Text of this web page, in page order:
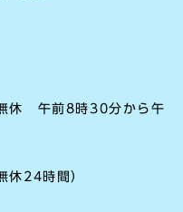
無休 午前8時30分から午
休24時間）